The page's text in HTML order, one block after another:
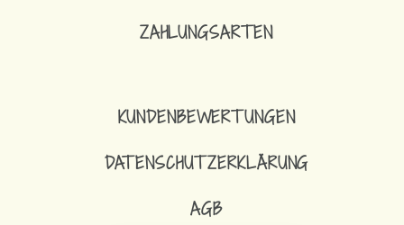
ZAHLUNGSARTEN
KUNDENBEWERTUNGEN
DATENSCHUTZERKLÄRUNG
AGB